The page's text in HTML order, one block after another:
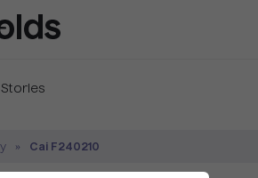
Cai F240210